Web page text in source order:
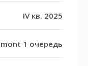
IV кв. 2025
1 очередь